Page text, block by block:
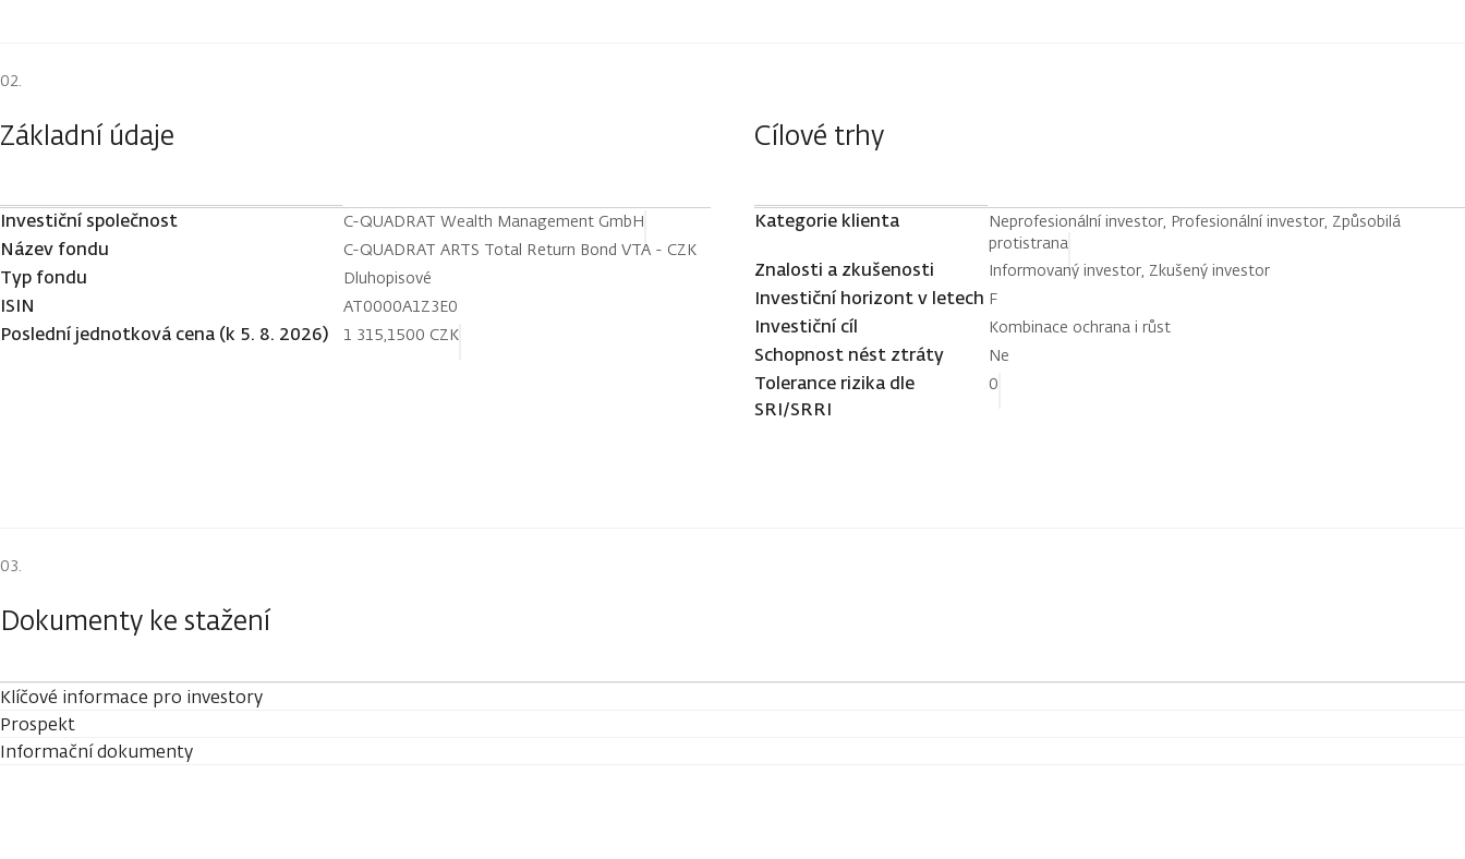
Základní údaje
Investiční společnost C-QUADRAT Wealth Management GmbH
Název fondu C-QUADRAT ARTS Total Return Bond VTA - CZK
Typ fondu Dluhopisové
ISIN AT0000A1Z3E0
Poslední jednotková cena (k 5. 8. 2026) 1 315,1500 CZK
Cílové trhy
Kategorie klienta
Neprofesionální investor, Profesionální investor, Způsobilá
protistrana
Znalosti a zkušenosti Informovaný investor, Zkušený investor
Investiční horizont v letech F
Investiční cíl Kombinace ochrana i růst
Schopnost nést ztráty Ne
Tolerance rizika dle
SRI/SRRI
0
Dokumenty ke stažení
Klíčové informace pro investory
Prospekt
Informační dokumenty